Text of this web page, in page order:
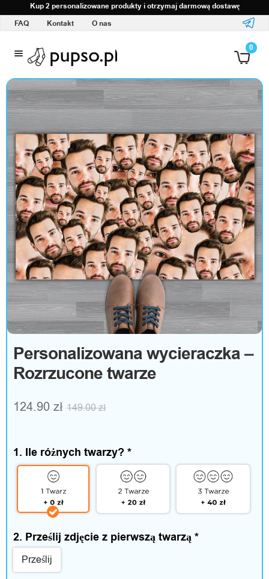
Kup 2 personalizowane produkty i otrzymaj darmową dostawę
FAQ
Kontakt O nas
0
O
d
z
i
e
ż
i
a
k
c
e
s
o
r
a
D
o
m
i
c
Personalizowana wycieraczka –
Rozrzucone twarze
124.90 zł 149.00zł
1. Ile różnych twarzy? *
2. Prześlij zdjęcie z pierwszą twarzą *
Prześlij